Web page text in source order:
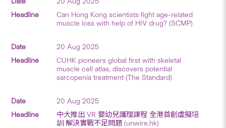
Can Hong Kong scientists fight age-related
muscle loss with help of HIV drug? (SCMP)
20 Aug 2025
CUHK pioneers global first with skeletal
muscle cell atlas, discovers potential
sarcopenia treatment (The Standard)
20 Aug 2025
中大推出 VR 嬰幼兒護理課程 全港首創虛擬培
訓 解決實戰不足問題 (unwire.hk)